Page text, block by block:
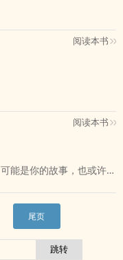
郑卜丁逐渐接近真相时，
了两人的生命。
静。
从来不是受刑人，而是那
国外航空公司的复飞邀
恐惧的机会。只要回去，
意味着，她必须再次面对
。
超过那个速度后，即使前
能硬着头皮起飞。
走到了自己的「V1」。
速的人生里，重新飞行。
话里，台湾的历史与风土
些见证时代兴衰、却选择
中留下发人深省的历史余
气味与日常的蛛丝马迹，
谜团，在搞笑的反转中带
惊天动地的誓言。只有不
平凡岁月里，那份不用刻
生命里的相知与相守。
都在。
虽无限制级相关描述，
酌观看。
有所依靠，但想要获取信
？
需要付出什么作为清醒的
是为了自身的利益，这还
受害者一次又一次的撕开
正义吗？
的真理？还是受害者的内
个依靠，我究竟做错了什
不了......」
阅读本书
阅读本书
能是你的故事，也或许是
，到新手妈妈的忧郁，再
的细枝末节，没有过度修
我一同探讨深藏的童年印
尾页